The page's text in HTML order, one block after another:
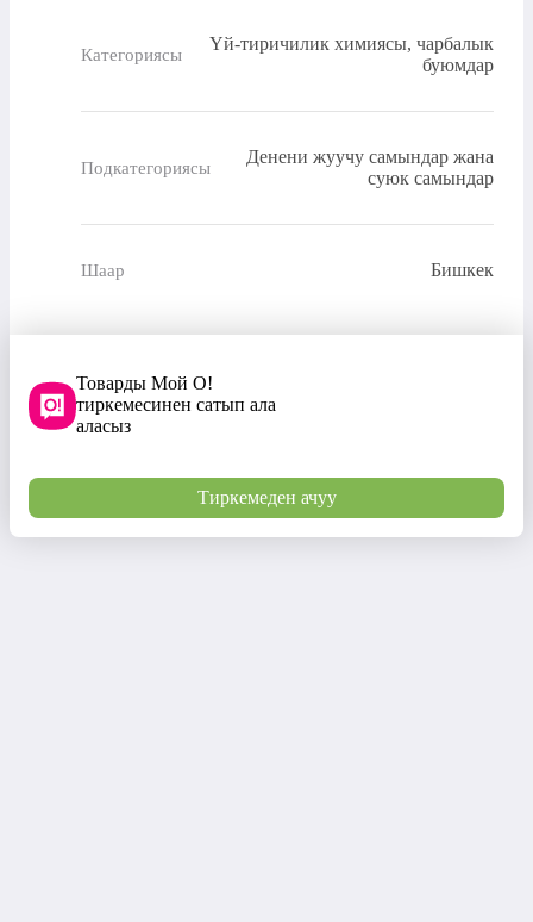
Категориясы
Үй-тиричилик химиясы, чарбалык
буюмдар
Подкатегориясы
Денени жуучу самындар жана
суюк самындар
Шаар Бишкек
Товарды Мой О!
тиркемесинен сатып ала
аласыз
Тиркемеден ачуу